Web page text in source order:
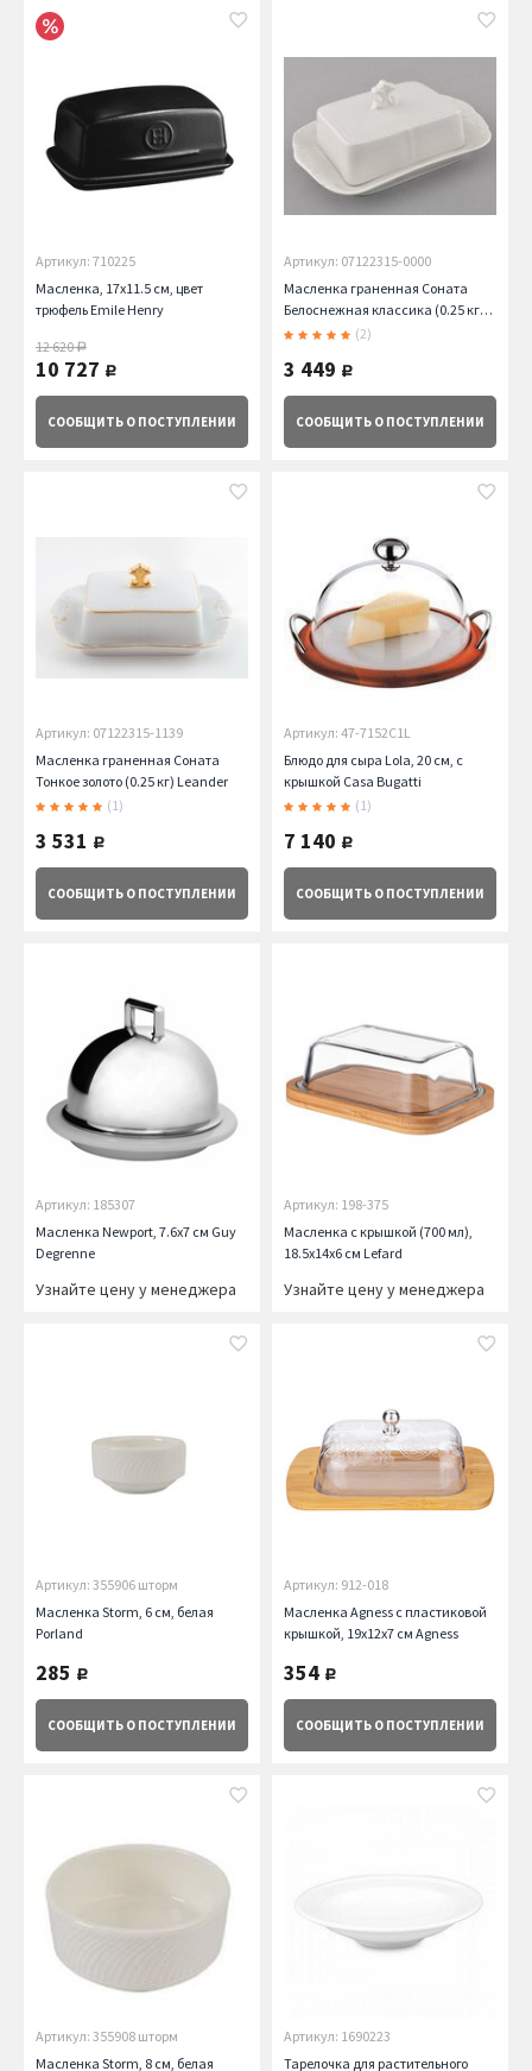
Артикул: 710225
Масленка, 17х11.5 см, цвет
трюфель Emile Henry
12 620руб.
10 727 руб.
СООБЩИТЬ О ПОСТУПЛЕНИИ
Артикул: 07122315-0000
Масленка граненная Соната
Белоснежная классика (0.25 кг)
Leander
(2)
3 449 руб.
СООБЩИТЬ О ПОСТУПЛЕНИИ
Артикул: 07122315-1139
Масленка граненная Соната
Тонкое золото (0.25 кг) Leander
(1)
3 531 руб.
СООБЩИТЬ О ПОСТУПЛЕНИИ
Артикул: 47-7152C1L
Блюдо для сыра Lola, 20 см, с
крышкой Casa Bugatti
(1)
7 140 руб.
СООБЩИТЬ О ПОСТУПЛЕНИИ
Артикул: 185307
Масленка Newport, 7.6х7 см Guy
Degrenne
Узнайте цену у менеджера
Артикул: 198-375
Масленка с крышкой (700 мл),
18.5х14х6 см Lefard
Узнайте цену у менеджера
Артикул: 355906 шторм
Масленка Storm, 6 см, белая
Porland
285 руб.
СООБЩИТЬ О ПОСТУПЛЕНИИ
Артикул: 912-018
Масленка Agness с пластиковой
крышкой, 19х12х7 см Agness
354 руб.
СООБЩИТЬ О ПОСТУПЛЕНИИ
Артикул: 355908 шторм
Масленка Storm, 8 см, белая
Артикул: 1690223
Тарелочка для растительного